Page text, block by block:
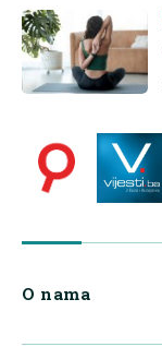
O nama